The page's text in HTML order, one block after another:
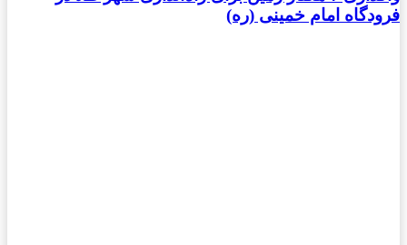
فرودگاه امام خمینی (ره)